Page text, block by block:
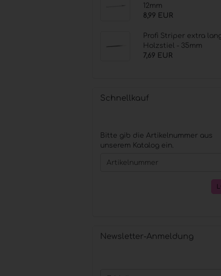
12mm
8,99 EUR
Profi Striper extra
Holzstiel - 35mm
7,69 EUR
Schnellkauf
BITTE
GIB
ARTIKELNUMMER
Bitte gib die Artikelnummer aus
unserem Katalog ein.
Newsletter-Anmeldung